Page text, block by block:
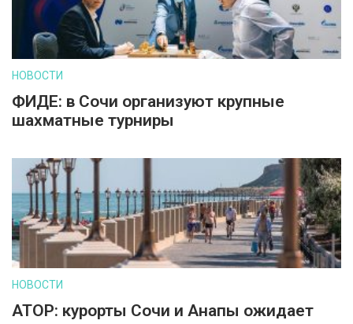
НОВОСТИ
ФИДЕ: в Сочи организуют крупные
шахматные турниры
НОВОСТИ
АТОР: курорты Сочи и Анапы ожидает